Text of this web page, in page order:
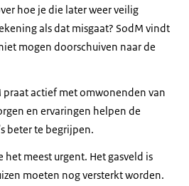
hoe je die later weer veilig
als dat misgaat? SodM vindt
mogen doorschuiven naar de
praat actief met omwonenden van
en ervaringen helpen de
beter te begrijpen.
het meest urgent. Het gasveld is
moeten nog versterkt worden.